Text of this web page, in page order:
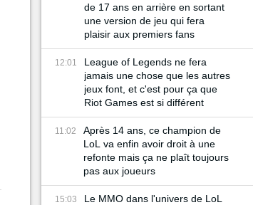
de 17 ans en arrière en sortant
une version de jeu qui fera
plaisir aux premiers fans
12:01
League of Legends ne fera
jamais une chose que les autres
jeux font, et c'est pour ça que
Riot Games est si différent
11:02
Après 14 ans, ce champion de
LoL va enfin avoir droit à une
refonte mais ça ne plaît toujours
pas aux joueurs
15:03
Le MMO dans l'univers de LoL